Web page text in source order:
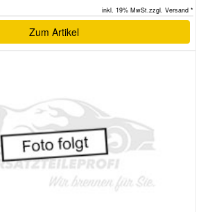
inkl. 19% MwSt.zzgl. Versand *
Zum Artikel